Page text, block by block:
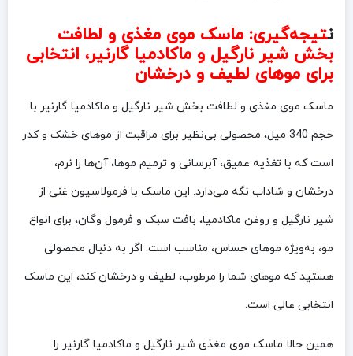
نتیجه‌گیری: ماسک موی مغذی و لطافت
بخش شیر نارگیل و ماکادمیا گارنیر، انتخابی
برای موهای لطیف و درخشان
ماسک موی مغذی و لطافت بخش شیر نارگیل و ماکادمیا گارنیر با
حجم 340 میل، محصولی بی‌نظیر برای مراقبت از موهای خشک و کدر
است که با تغذیه عمیق، آبرسانی و ترمیم موها، آن‌ها را نرم،
درخشان و شاداب نگه می‌دارد. این ماسک با فرمولاسیون غنی از
شیر نارگیل و روغن ماکادمیا، بافت سبک و فرمول وگان، برای انواع
مو، به‌ویژه موهای حساس، مناسب است. اگر به دنبال محصولی
هستید که موهای شما را مرطوب، لطیف و درخشان کند، این ماسک
انتخابی عالی است.
همین حالا ماسک موی مغذی شیر نارگیل و ماکادمیا گارنیر را